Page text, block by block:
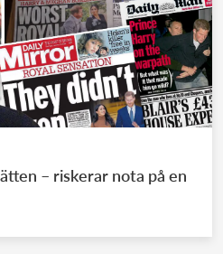
– riskerar nota på en